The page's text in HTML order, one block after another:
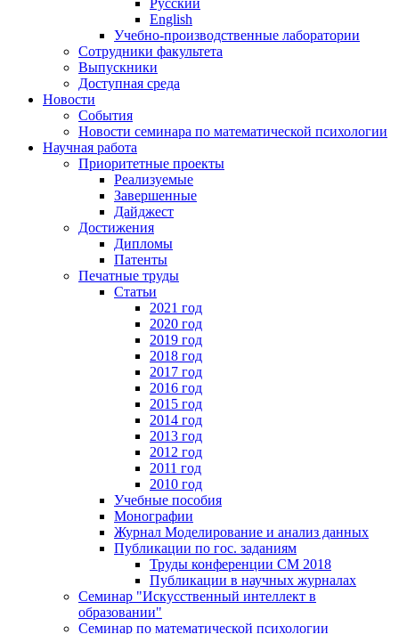
English
Учебно-производственные лаборатории
Сотрудники факультета
Выпускники
Доступная среда
Новости
События
Новости семинара по математической психологии
Научная работа
Приоритетные проекты
Реализуемые
Завершенные
Дайджест
Достижения
Дипломы
Патенты
Печатные труды
Статьи
2021 год
2020 год
2019 год
2018 год
2017 год
2016 год
2015 год
2014 год
2013 год
2012 год
2011 год
2010 год
Учебные пособия
Монографии
Журнал Моделирование и анализ данных
Публикации по гос. заданиям
Труды конференции CM 2018
Публикации в научных журналах
Семинар "Искусственный интеллект в
образовании"
Семинар по математической психологии